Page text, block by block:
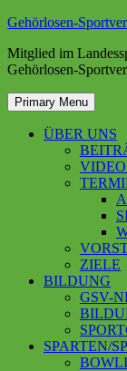
Skip
content
Gehörlosen-
Mitglied im
Gehörlosen-
Primary Menu
ÜBER UNS
ZIELE
BILDUNG
GSV-
SPARTEN/